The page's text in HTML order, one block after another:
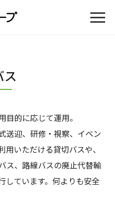
ス
目的に応じて運用。
送迎、研修・視察、イベン
用いただける貸切バスや、
ス、路線バスの廃止代替輸
しています。何よりも安全